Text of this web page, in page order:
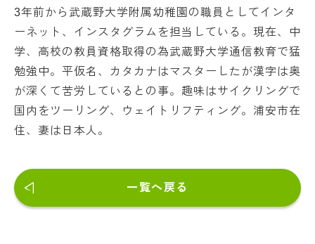
3年前から武蔵野大学附属幼稚園の職員としてインタ
ーネット、インスタグラムを担当している。現在、中
学、高校の教員資格取得の為武蔵野大学通信教育で猛
勉強中。平仮名、カタカナはマスターしたが漢字は奥
が深くて苦労しているとの事。趣味はサイクリングで
国内をツーリング、ウェイトリフティング。浦安市在
住、妻は日本人。
一覧へ戻る